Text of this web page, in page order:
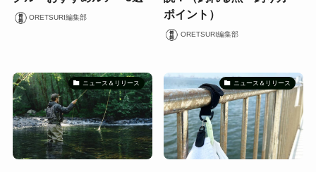
ORETSURI編集部
ポイント）
ORETSURI編集部
ニュース＆リリース ニュース＆リリース